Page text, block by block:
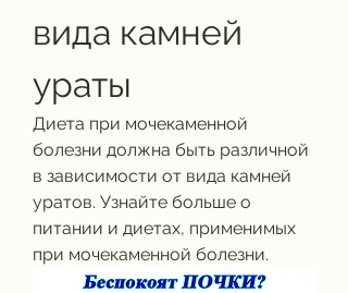
вида камней
ураты
Диета при мочекаменной
болезни должна быть различной
в зависимости от вида камней
уратов. Узнайте больше о
питании и диетах, применимых
при мочекаменной болезни.